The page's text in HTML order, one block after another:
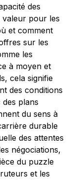
des
pour les
et comment
sur les
les
à moyen et
cela signifie
des conditions
plans
du sens à
durable
des attentes
négociations,
du puzzle
et les